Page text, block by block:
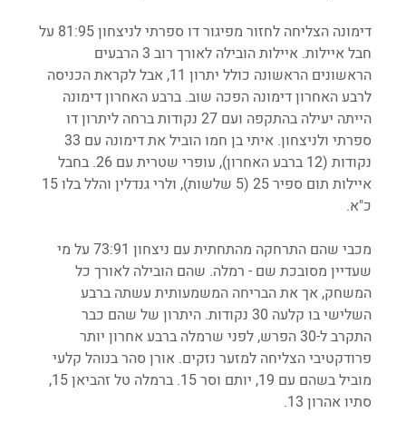
דימונה הצליחה לחזור מפיגור דו ספרתי לניצחון 81:95 על
חבל איילות. איילות הובילה לאורך רוב 3 הרבעים
הראשונים הראשונה כולל יתרון 11, אבל לקראת הכניסה
לרבע האחרון דימונה הפכה שוב. ברבע האחרון דימונה
הייתה יעילה בהתקפה ועם 27 נקודות ברחה ליתרון דו
נקודות (12 ברבע האחרון), עופרי שטרית עם 26. בחבל
כ"א.
מכבי שהם התרחקה מהתחתית עם ניצחון 73:91 על מי
שעדיין מסובכת שם - רמלה. שהם הובילה לאורך כל
המשחק, אך את הבריחה המשמעותית עשתה ברבע
השלישי בו קלעה 30 נקודות. היתרון של שהם כבר
התקרב ל-30 הפרש, לפני שרמלה ברבע אחרון יותר
פרודקטיבי הצליחה למזער נזקים. אורן סהר בנוהל קלעי
מוביל בשהם עם 19, יותם וסר 15. ברמלה טל זהביאן 15,
סתיו אהרון 13.